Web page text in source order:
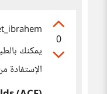
0
الإستفادة